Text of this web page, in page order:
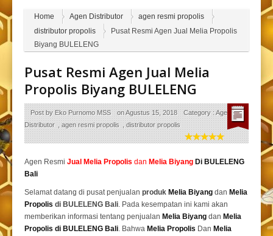
Home Agen Distributor
agen resmi propolis
distributor propolis
Pusat Resmi Agen Jual Melia Propolis
Biyang BULELENG
Pusat Resmi Agen Jual Melia
Propolis Biyang BULELENG
Post byEko Purnomo MSS onAgustus 15, 2018 Category :Agen
Distributor ,agen resmi propolis ,distributor propolis
Agen Resmi Jual Melia Propolis dan Melia Biyang Di BULELENG
Bali
Selamat datang di pusat penjualan produk Melia Biyang dan Melia
Propolis di BULELENG Bali. Pada kesempatan ini kami akan
memberikan informasi tentang penjualan Melia Biyang dan Melia
Propolis di BULELENG Bali. Bahwa Melia Propolis Dan Melia